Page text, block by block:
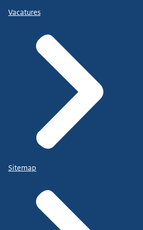
Vacatures
Sitemap